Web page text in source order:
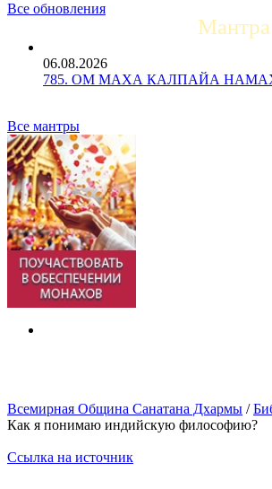
Все обновления
06.08.2026
785. ОМ МАХА КАЛПАЙА НАМАХ
Все мантры
Всемирная Община Санатана Дхармы /
Как я понимаю индийскую философию?
Ссылка на источник